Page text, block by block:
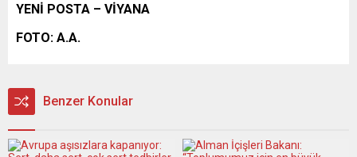
YENİ POSTA – VİYANA
FOTO: A.A.
Benzer Konular